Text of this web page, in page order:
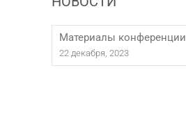
Материалы конференции
22 декабря, 2023